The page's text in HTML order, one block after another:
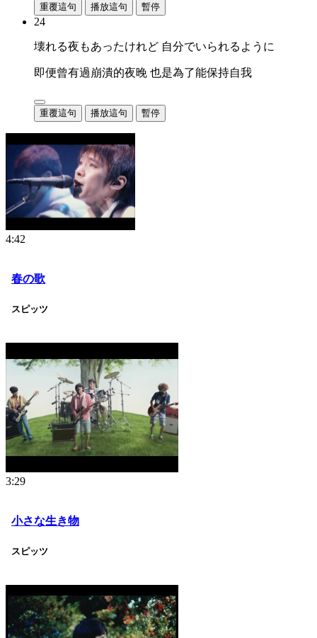
重覆這句 播放這句 暫停
24
壊れる夜もあったけれど 自分でいられるように
即便曾有過崩潰的夜晚 也是為了能保持自我
重覆這句 播放這句 暫停
4:42
春の歌
スピッツ
3:29
小さな生き物
スピッツ